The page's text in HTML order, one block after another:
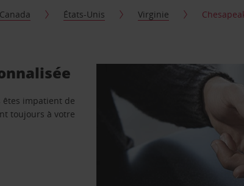
États-Unis Virginie
êtes impatient de
toujours à votre